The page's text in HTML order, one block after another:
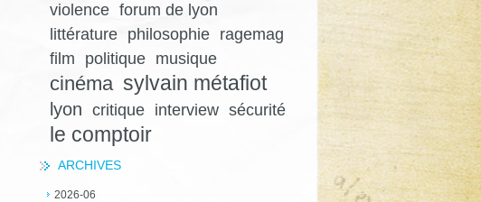
violence forum de lyon
littérature
philosophie
ragemag
film
politique musique
cinéma sylvain métafiot
lyon critique interview sécurité
le comptoir
ARCHIVES
2026-06